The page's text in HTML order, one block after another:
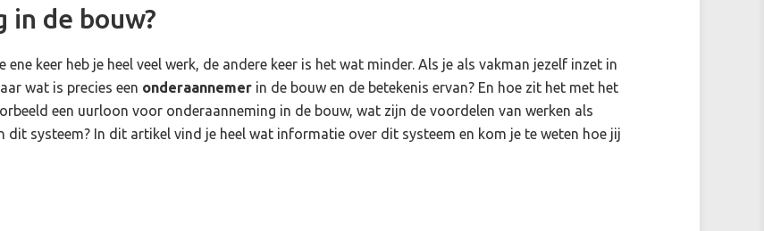
in de bouw?
keer heb je heel veel werk, de andere keer is het wat minder. Als je als vakman jezelf inzet in
wat is precies een onderaannemer in de bouw en de betekenis ervan? En hoe zit het met het
een uurloon voor onderaanneming in de bouw, wat zijn de voordelen van werken als
dit systeem? In dit artikel vind je heel wat informatie over dit systeem en kom je te weten hoe jij